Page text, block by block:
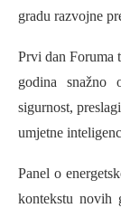
gradu razvojne
Prvi dan Foruma
godina snažno
sigurnost,
umjetne
Panel o
kontekstu novih